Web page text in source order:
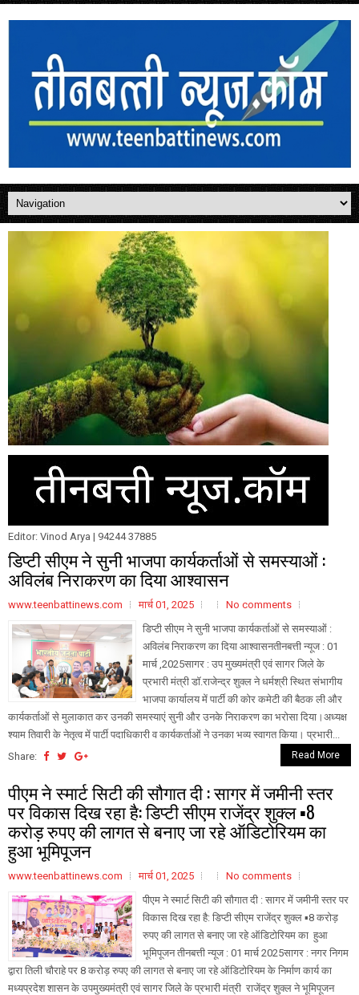
Editor: Vinod Arya | 94244 37885
डिप्टी सीएम ने सुनी भाजपा कार्यकर्ताओं से समस्याओं :
अविलंब निराकरण का दिया आश्‍वासन
www.teenbattinews.com मार्च 01, 2025
No comments
डिप्टी सीएम ने सुनी भाजपा कार्यकर्ताओं से समस्याओं :
अविलंब निराकरण का दिया आश्‍वासनतीनबत्ती न्यूज : 01
मार्च ,2025सागर : उप मुख्‍यमंत्री एवं सागर जिले के
प्रभारी मंत्री डॉ.राजेन्‍द्र शुक्ल ने धर्मश्री स्थित संभागीय
भाजपा कार्यालय में पार्टी की कोर कमेटी की बैठक ली और
कार्यकर्ताओं से मुलाकात कर उनकी समस्याएं सुनी और उनके निराकरण का भरोसा दिया।अध्‍यक्ष
श्‍याम तिवारी के नेतृत्‍व में पार्टी पदाधिकारी व कार्यकर्ताओं ने उनका भव्‍य स्‍वागत किया। प्रभारी...
Share:
Read More
पीएम ने स्मार्ट सिटी की सौगात दी : सागर में जमीनी स्तर
पर विकास दिख रहा है: डिप्टी सीएम राजेंद्र शुक्ल ▪️8
करोड़ रुपए की लागत से बनाए जा रहे ऑडिटोरियम का
हुआ भूमिपूजन
www.teenbattinews.com मार्च 01, 2025
No comments
पीएम ने स्मार्ट सिटी की सौगात दी : सागर में जमीनी स्तर पर
विकास दिख रहा है: डिप्टी सीएम राजेंद्र शुक्ल ▪️8 करोड़
रुपए की लागत से बनाए जा रहे ऑडिटोरियम का हुआ
भूमिपूजन तीनबत्ती न्यूज : 01 मार्च 2025सागर : नगर निगम
द्वारा तिली चौराहे पर 8 करोड़ रुपए की लागत से बनाए जा रहे ऑडिटोरियम के निर्माण कार्य का
मध्यप्रदेश शासन के उपमुख्यमंत्री एवं सागर जिले के प्रभारी मंत्री राजेंद्र शुक्ल ने भूमिपूजन